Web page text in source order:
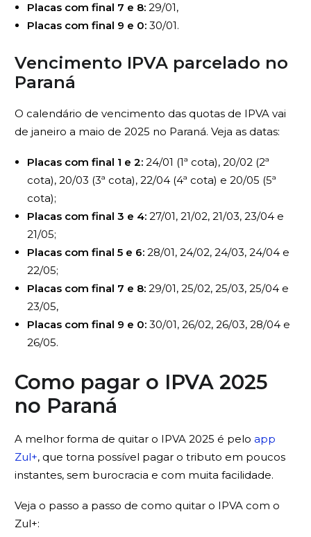
Placas com final 7 e 8: 29/01,
Placas com final 9 e 0: 30/01.
Vencimento IPVA parcelado no
Paraná
O calendário de vencimento das quotas de IPVA vai
de janeiro a maio de 2025 no Paraná. Veja as datas:
Placas com final 1 e 2: 24/01 (1ª cota), 20/02 (2ª
cota), 20/03 (3ª cota), 22/04 (4ª cota) e 20/05 (5ª
cota);
Placas com final 3 e 4: 27/01, 21/02, 21/03, 23/04 e
21/05;
Placas com final 5 e 6: 28/01, 24/02, 24/03, 24/04 e
22/05;
Placas com final 7 e 8: 29/01, 25/02, 25/03, 25/04 e
23/05,
Placas com final 9 e 0: 30/01, 26/02, 26/03, 28/04 e
26/05.
Como pagar o IPVA 2025
no Paraná
A melhor forma de quitar o IPVA 2025 é pelo app
Zul+, que torna possível pagar o tributo em poucos
instantes, sem burocracia e com muita facilidade.
Veja o passo a passo de como quitar o IPVA com o
Zul+: